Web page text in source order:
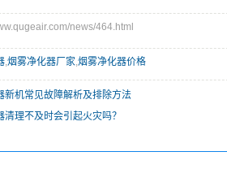
news/464.html
,烟雾净化器厂家,烟雾净化器价格
新机常见故障解析及排除方法
清理不及时会引起火灾吗？